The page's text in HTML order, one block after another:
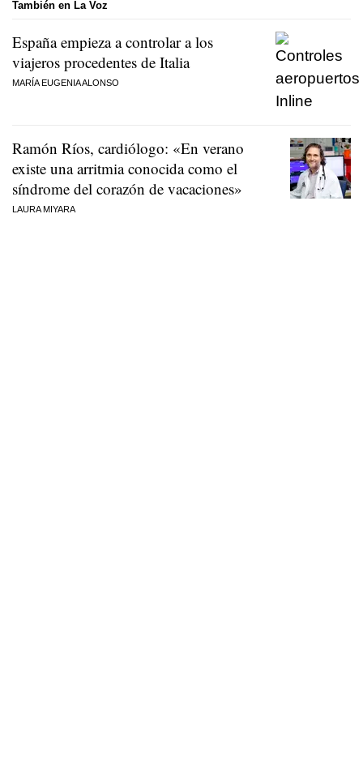
También en La Voz
España empieza a controlar a los
viajeros procedentes de Italia
MARÍA EUGENIA ALONSO
Ramón Ríos, cardiólogo: «En verano
existe una arritmia conocida como el
síndrome del corazón de vacaciones»
LAURA MIYARA